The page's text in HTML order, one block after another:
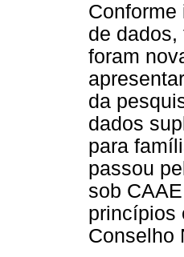
Conforme
de
foram
da
dados
para
passou
sob
princípios
Conselho